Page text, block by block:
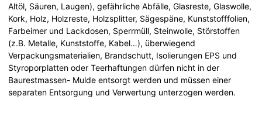
Altöl, Säuren, Laugen), gefährliche Abfälle, Glasreste, Glaswolle,
Kork, Holz, Holzreste, Holzsplitter, Sägespäne, Kunststofffolien,
Farbeimer und Lackdosen, Sperrmüll, Steinwolle, Störstoffen
(z.B. Metalle, Kunststoffe, Kabel…), überwiegend
Verpackungsmaterialien, Brandschutt, Isolierungen EPS und
Styroporplatten oder Teerhaftungen dürfen nicht in der
Baurestmassen- Mulde entsorgt werden und müssen einer
separaten Entsorgung und Verwertung unterzogen werden.